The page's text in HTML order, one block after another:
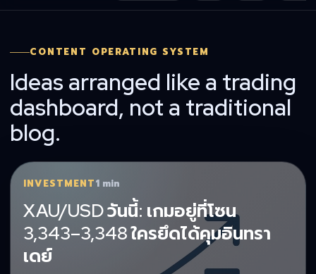
CONTENT OPERATING SYSTEM
Ideas arranged like a trading
dashboard, not a traditional
blog.
INVESTMENT1 min
XAU/USD วันนี้: เกมอยู่ที่โซน
3,343–3,348 ใครยึดได้คุมอินทรา
เดย์